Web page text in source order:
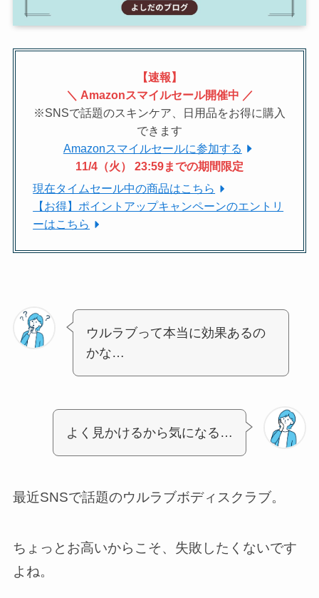
【速報】
＼ Amazonスマイルセール開催中 ／
※SNSで話題のスキンケア、日用品をお得に購入
できます
Amazonスマイルセールに参加する
11/4（火） 23:59までの期間限定
現在タイムセール中の商品はこちら
【お得】ポイントアップキャンペーンのエントリ
ーはこちら
ウルラブって本当に効果あるの
かな…
よく見かけるから気になる…
最近SNSで話題のウルラブボディスクラブ。
ちょっとお高いからこそ、失敗したくないです
よね。